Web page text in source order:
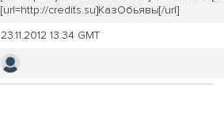
[url=http://credits.su]КазОбьявы[/url]
23.11.2012 13:34 GMT